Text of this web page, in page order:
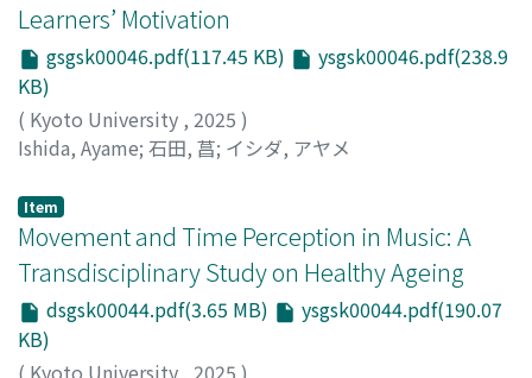
Learners’ Motivation
gsgsk00046.pdf(117.45 KB)
ysgsk00046.pdf(238.9
KB)
( Kyoto University , 2025 )
Ishida, Ayame; 石田, 菖; イシダ, アヤメ
Item
Movement and Time Perception in Music: A
Transdisciplinary Study on Healthy Ageing
dsgsk00044.pdf(3.65 MB)
ysgsk00044.pdf(190.07
KB)
( Kyoto University , 2025 )